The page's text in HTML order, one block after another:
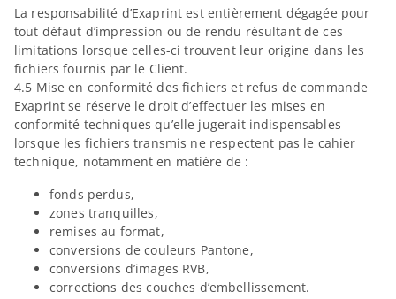
La responsabilité d’Exaprint est entièrement dégagée pour
tout défaut d’impression ou de rendu résultant de ces
limitations lorsque celles-ci trouvent leur origine dans les
fichiers fournis par le Client.
4.5 Mise en conformité des fichiers et refus de commande
Exaprint se réserve le droit d’effectuer les mises en
conformité techniques qu’elle jugerait indispensables
lorsque les fichiers transmis ne respectent pas le cahier
technique, notamment en matière de :
fonds perdus,
zones tranquilles,
remises au format,
conversions de couleurs Pantone,
conversions d’images RVB,
corrections des couches d’embellissement.